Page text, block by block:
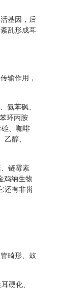
基因，后
乱形成耳
输作用，
氨苯砜、
环丙胺
、咖啡
醇、
链霉素
鸡纳生物
还有非甾
畸形、鼓
硬化、